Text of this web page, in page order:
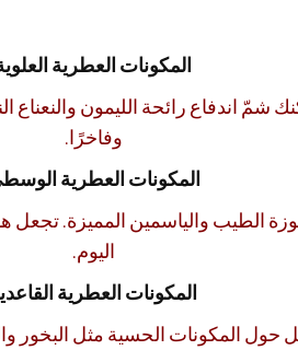
المكونات العطرية
اندفاع رائحة الليمون
وفاخرًا.
المكونات العطرية
والياسمين المميزة. تجعل
اليوم.
المكونات العطرية
حول المكونات الحسية مثل